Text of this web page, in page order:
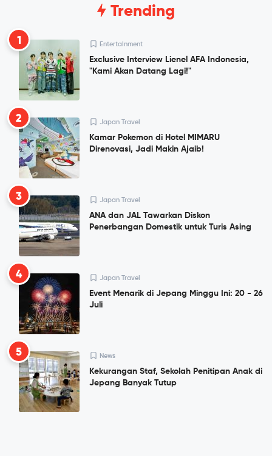
Trending
1 Entertainment
Exclusive Interview Lienel AFA Indonesia,
"Kami Akan Datang Lagi!"
2 Japan Travel
Kamar Pokemon di Hotel MIMARU
Direnovasi, Jadi Makin Ajaib!
3 Japan Travel
ANA dan JAL Tawarkan Diskon
Penerbangan Domestik untuk Turis Asing
4 Japan Travel
Event Menarik di Jepang Minggu Ini: 20 - 26
Juli
5 News
Kekurangan Staf, Sekolah Penitipan Anak di
Jepang Banyak Tutup